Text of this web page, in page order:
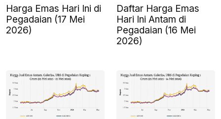
Harga Emas Hari Ini di
Pegadaian (17 Mei
2026)
Daftar Harga Emas
Hari Ini Antam di
Pegadaian (16 Mei
2026)